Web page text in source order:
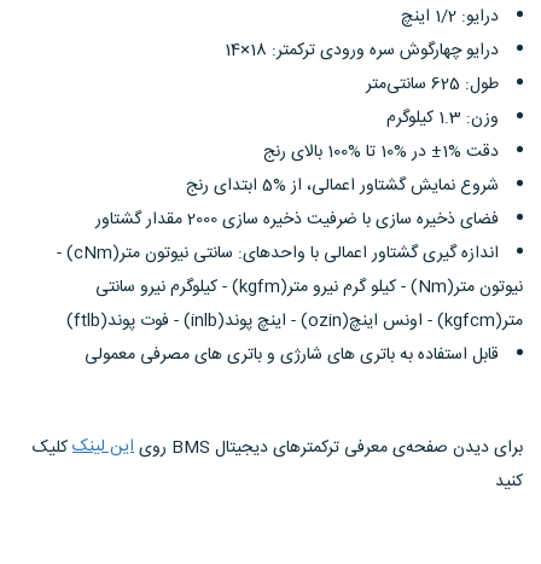
درایو: 1/2 اینچ
درایو چهارگوش سره‌ ورودی ترکمتر: 18×14
طول: 625 سانتی‌متر
وزن: 1.3 کیلوگرم
دقت %1± در %10 تا %100 بالای رنج
شروع نمایش گشتاور اعمالی، از %5 ابتدای رنج
فضای ذخیره سازی با ضرفیت ذخیره سازی 2000 مقدار گشتاور
اندازه گیری گشتاور اعمالی با واحدهای: سانتی نیوتون متر(cNm) -
نیوتون متر(Nm) - کیلو گرم نیرو متر(kgfm) - کیلوگرم نیرو سانتی
متر(kgfcm) - اونس اینچ(ozin) - اینچ پوند(inlb) - فوت پوند(ftlb)
قابل استفاده به باتری های شارژی و باتری های مصرفی معمولی
برای دیدن صفحه‌ی معرفی ترکمتر‌های دیجیتال BMS روی این لینککلیک
کنید